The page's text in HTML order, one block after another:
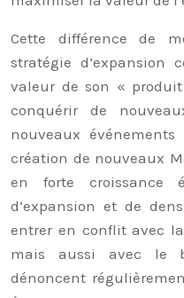
Cette différence de
stratégie d’expansion
valeur de son «
conquérir de
nouveaux
création de nouveaux
en forte croissance
d’expansion et de
entrer en conflit avec
mais aussi avec le
dénoncent